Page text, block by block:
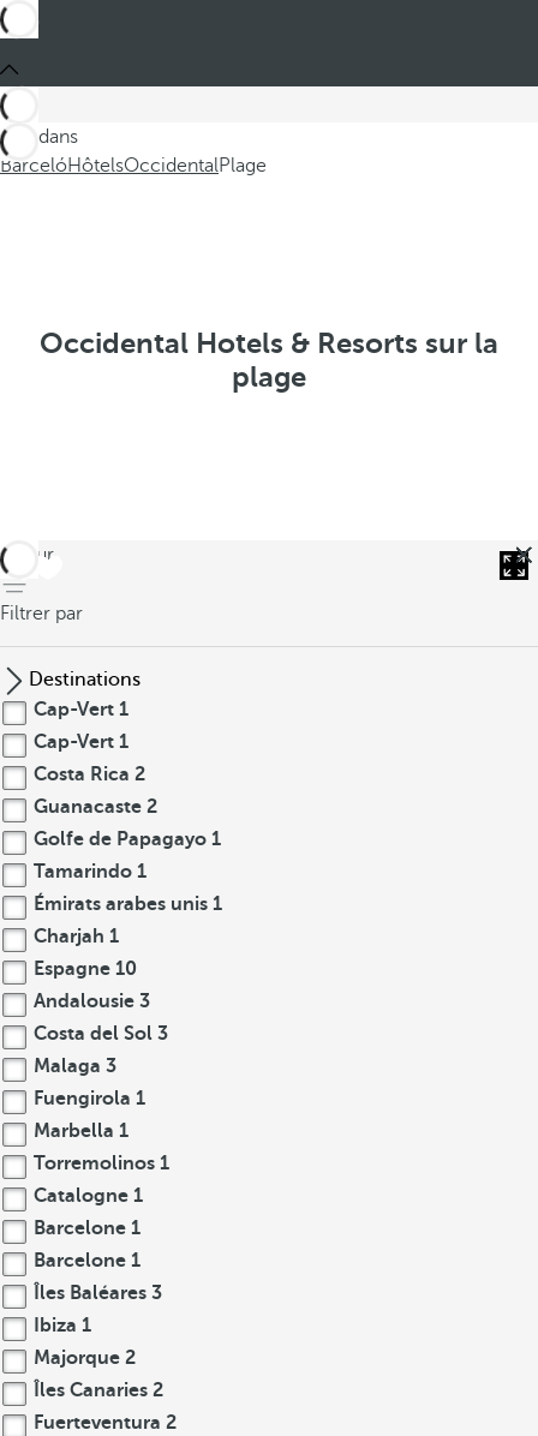
Ces dans
BarcelóHôtelsOccidentalPlage
Occidental Hotels & Resorts sur la
plage
retour
Filtrer par
Destinations
Cap-Vert 1
Cap-Vert 1
Costa Rica 2
Guanacaste 2
Golfe de Papagayo 1
Tamarindo 1
Émirats arabes unis 1
Charjah 1
Espagne 10
Andalousie 3
Costa del Sol 3
Malaga 3
Fuengirola 1
Marbella 1
Torremolinos 1
Catalogne 1
Barcelone 1
Barcelone 1
Îles Baléares 3
Ibiza 1
Majorque 2
Îles Canaries 2
Fuerteventura 2